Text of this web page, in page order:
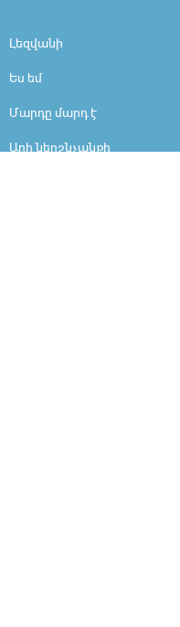
Լեզվանի
Ես եմ
Մարդը մարդ է
Արի ներշնչանքի